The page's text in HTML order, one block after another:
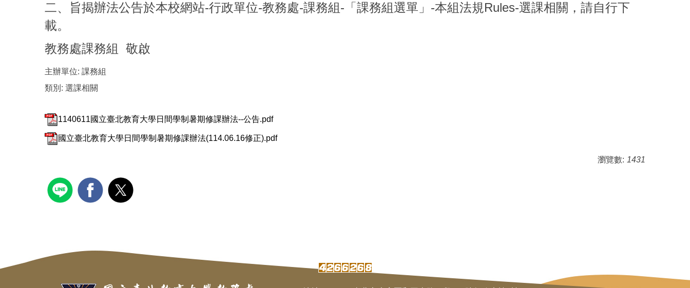
二、旨揭辦法公告於本校網站-行政單位-教務處-課務組-「課務組選單」-本組法規Rules-選課相關，請自行下
載。
教務處課務組 敬啟
主辦單位: 課務組
類別: 選課相關
1140611國立臺北教育大學日間學制暑期修課辦法--公告.pdf
國立臺北教育大學日間學制暑期修課辦法(114.06.16修正).pdf
瀏覽數: 1431